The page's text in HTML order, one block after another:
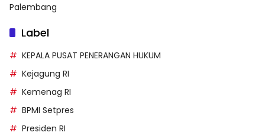
Palembang
Label
KEPALA PUSAT PENERANGAN HUKUM
Kejagung RI
Kemenag RI
BPMI Setpres
Presiden RI